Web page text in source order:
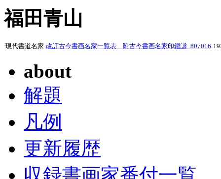
福田青山
現代書道名家 改訂古今書画名家一覧表 附古今書画名家印鑑譜_807016
about
解題
凡例
更新履歴